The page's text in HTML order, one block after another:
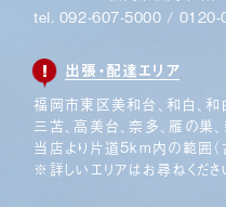
tel. 092-607-5000 / 0120-
出張・配達エリア
福岡市東区美和台、和白、和
三苫、高美台、奈多、 雁の巣、
当店より片道5km内の範囲
※詳しいエリアはお尋ねくださ